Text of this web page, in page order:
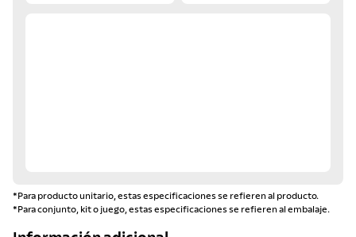
*Para producto unitario, estas especificaciones se refieren al producto.
*Para conjunto, kit o juego, estas especificaciones se refieren al embalaje.